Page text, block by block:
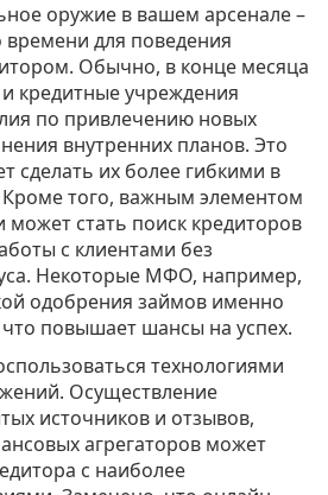
оружие в вашем арсенале –
для поведения
Обычно, в конце месяца
кредитные учреждения
по привлечению новых
внутренних планов. Это
сделать их более гибкими в
Кроме того, важным элементом
может стать поиск кредиторов
с клиентами без
Некоторые МФО, например,
одобрения займов именно
что повышает шансы на успех.
технологиями
Осуществление
источников и отзывов,
агрегаторов может
с наиболее